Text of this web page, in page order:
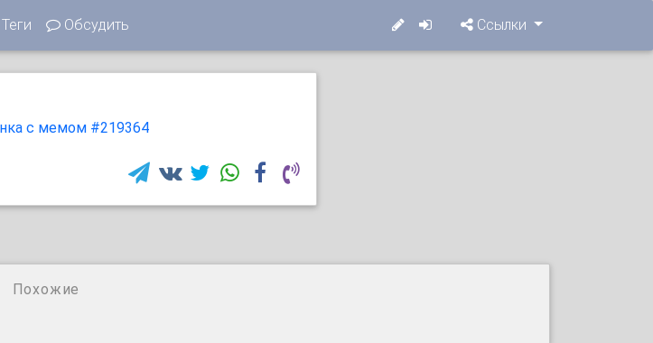
Теги Обсудить Ссылки
Похожие